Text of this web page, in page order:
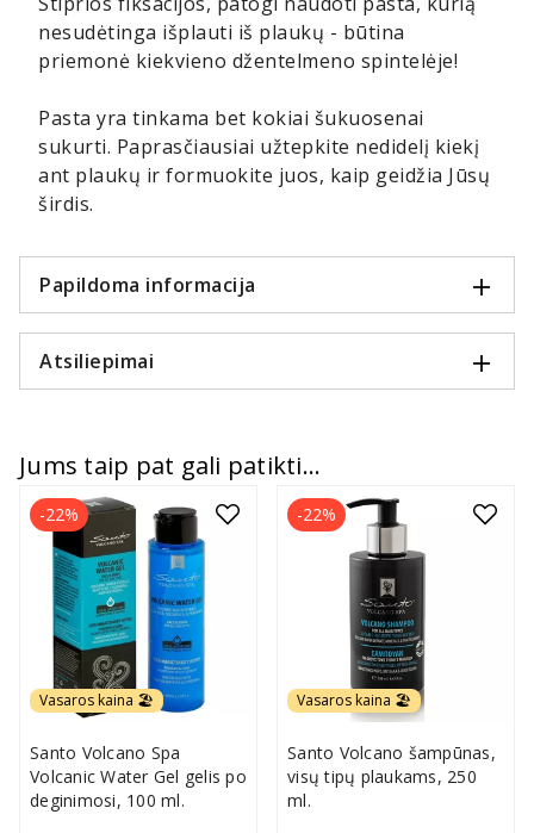
nesudėtinga išplauti iš plaukų - būtina
priemonė kiekvieno džentelmeno spintelėje!
Pasta yra tinkama bet kokiai šukuosenai
sukurti. Paprasčiausiai užtepkite nedidelį kiekį
ant plaukų ir formuokite juos, kaip geidžia Jūsų
širdis.
Papildoma informacija
Atsiliepimai
Jums taip pat gali patikti...
Vasaros kaina 🏖️
Santo Volcano Spa
Volcanic Water Gel gelis po
deginimosi, 100 ml.
-22%
Vasaros kaina 🏖️
Santo Volcano šampūnas,
visų tipų plaukams, 250
ml.
-22%